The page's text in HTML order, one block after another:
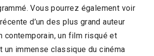
Vous pourrez également voir
d’un des plus grand auteur
contemporain, un film risqué et
un immense classique du cinéma